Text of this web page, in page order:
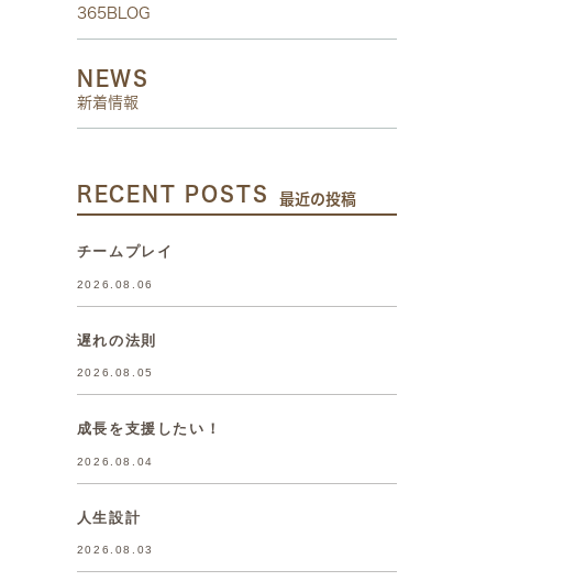
365BLOG
NEWS
新着情報
RECENT POSTS 最近の投稿
チームプレイ
2026.08.06
遅れの法則
2026.08.05
成長を支援したい！
2026.08.04
人生設計
2026.08.03